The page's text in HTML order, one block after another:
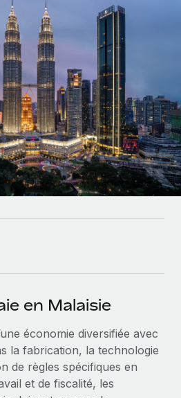
freelances partout dans le monde
complexes liées à l’emploi
flux de travail en toute simplicité
intégrées pour votre équipe
quel outil d’IA à Remote grâce à
avec des outils essentiels
d’experts sur les RH à
par rapport aux autres
et internationales pour les RH et la
en pleine croissance
avec des solutions RH sur
pour les grandes entreprises
de la tech
vos opportunités de partenariat
des freelances
disponibles et les vitesses de
internationaux
et les talents
Connexion
en Malaisie
économie diversifiée avec
la fabrication, la technologie
de règles spécifiques en
et de fiscalité, les